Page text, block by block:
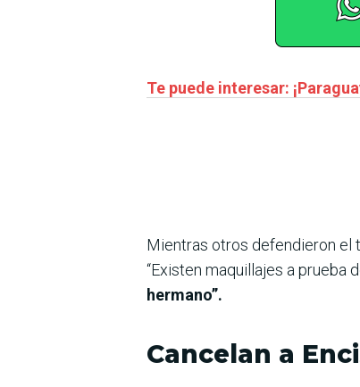
Te puede interesar:
Mientras otros defendieron el
“Existen maquillajes a prueba
hermano”.
Cancelan a